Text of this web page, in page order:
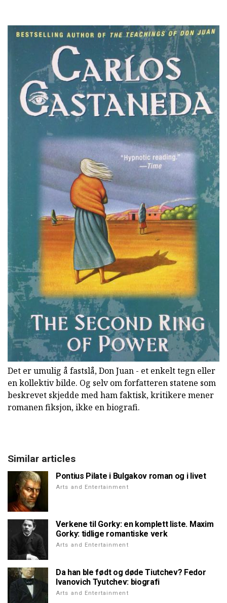
Det er umulig å fastslå, Don Juan - et enkelt tegn eller
en kollektiv bilde. Og selv om forfatteren statene som
beskrevet skjedde med ham faktisk, kritikere mener
romanen fiksjon, ikke en biografi.
Similar articles
Pontius Pilate i Bulgakov roman og i livet
Arts and Entertainment
Verkene til Gorky: en komplett liste. Maxim
Gorky: tidlige romantiske verk
Arts and Entertainment
Da han ble født og døde Tiutchev? Fedor
Ivanovich Tyutchev: biografi
Arts and Entertainment